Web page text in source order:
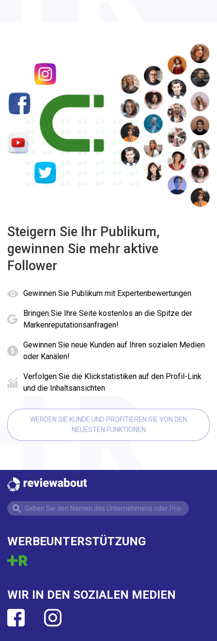
Steigern Sie Ihr Publikum,
gewinnen Sie mehr aktive
Follower
Gewinnen Sie Publikum mit Expertenbewertungen
Bringen Sie Ihre Seite kostenlos an die Spitze der
Markenreputationsanfragen!
Gewinnen Sie neue Kunden auf Ihren sozialen Medien
oder Kanälen!
Verfolgen Sie die Klickstatistiken auf den Profil-Link
und die Inhaltsansichten
WERDEN SIE KUNDE UND PROFITIEREN SIE VON DEN
NEUESTEN FUNKTIONEN
WERBEUNTERSTÜTZUNG
WIR IN DEN SOZIALEN MEDIEN